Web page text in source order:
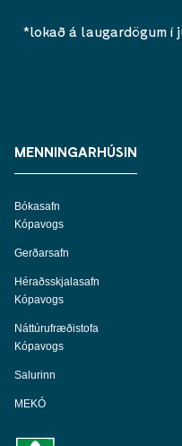
*lokað á laugardögum í
MENNINGARHÚSIN
Bókasafn
Kópavogs
Gerðarsafn
Héraðsskjalasafn
Kópavogs
Náttúrufræðistofa
Kópavogs
Salurinn
MEKÓ